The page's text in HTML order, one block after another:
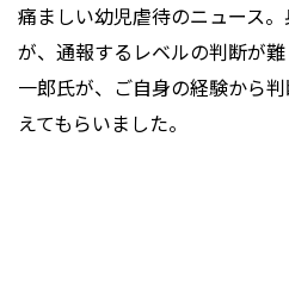
痛ましい幼児虐待のニュース
が、通報するレベルの判断が
一郎氏が、ご自身の経験から
えてもらいました。